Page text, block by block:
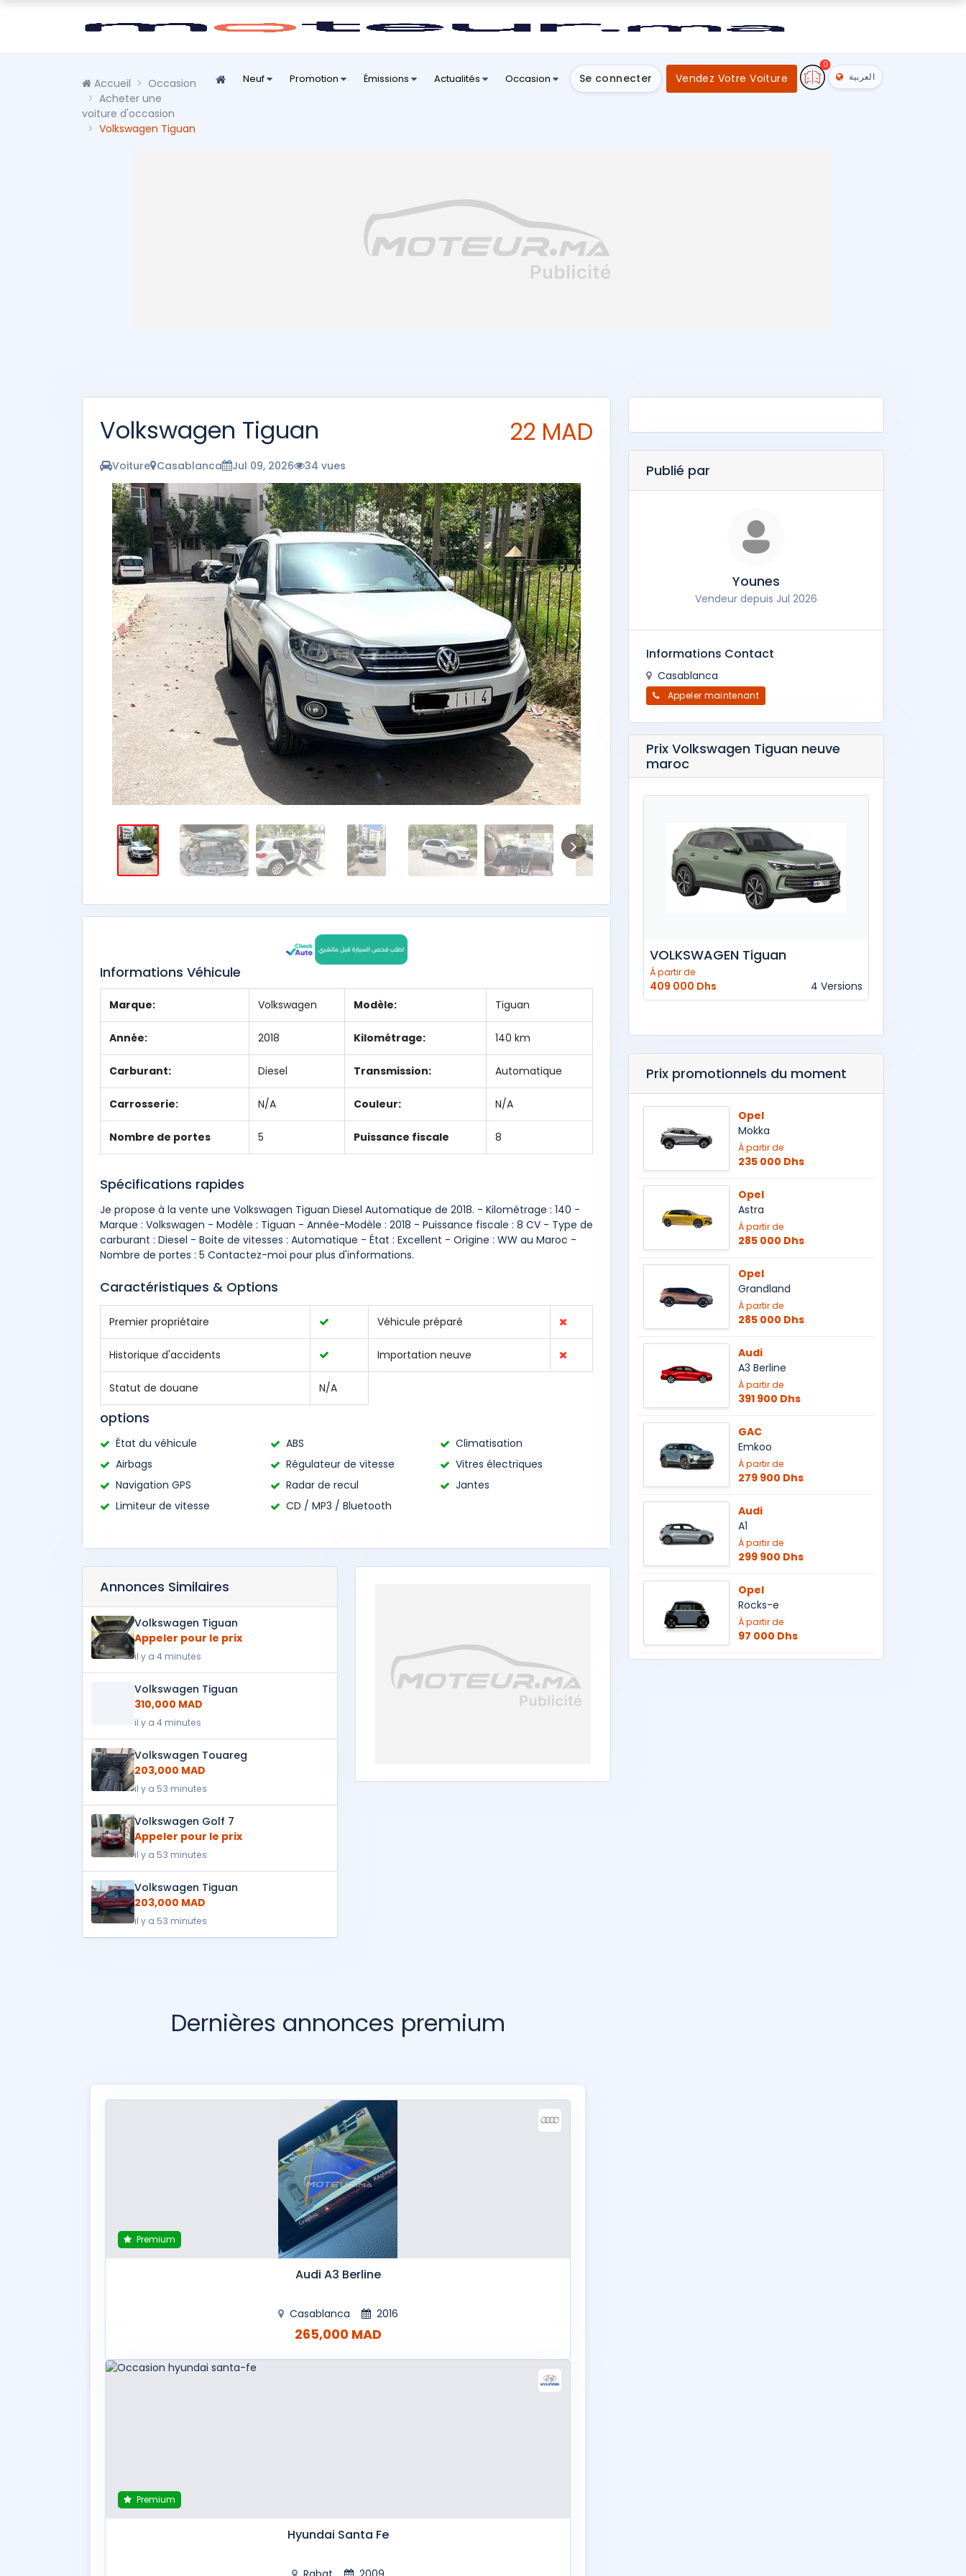
Neuf Promotion Émissions Actualités Occasion Se connecter Vendez Votre Voiture
0
العربية Accueil
Occasion
Acheter une
voiture d'occasion
Volkswagen Tiguan
Volkswagen Tiguan 22 MAD
Voiture Casablanca Jul 09, 2026 34 vues
Informations Véhicule
Marque: Volkswagen Modèle: Tiguan
Année: 2018 Kilométrage: 140 km
Carburant: Diesel Transmission: Automatique
Carrosserie: N/A Couleur: N/A
Nombre de portes 5 Puissance fiscale 8
Spécifications rapides
Je propose à la vente une Volkswagen Tiguan Diesel Automatique de 2018. - Kilométrage : 140 -
Marque : Volkswagen - Modèle : Tiguan - Année-Modèle : 2018 - Puissance fiscale : 8 CV - Type de
carburant : Diesel - Boite de vitesses : Automatique - État : Excellent - Origine : WW au Maroc -
Nombre de portes : 5 Contactez-moi pour plus d'informations.
Caractéristiques & Options
Premier propriétaire Véhicule préparé
Historique d'accidents Importation neuve
Statut de douane N/A
options
État du véhicule ABS
Climatisation
Airbags
Régulateur de vitesse
Vitres électriques
Navigation GPS
Radar de recul
Jantes
Limiteur de vitesse
CD / MP3 / Bluetooth
Annonces Similaires
Volkswagen Tiguan
Appeler pour le prix
il y a 4 minutes
Volkswagen Tiguan
310,000 MAD
il y a 4 minutes
Volkswagen Touareg
203,000 MAD
il y a 53 minutes
Volkswagen Golf 7
Appeler pour le prix
il y a 53 minutes
Volkswagen Tiguan
203,000 MAD
il y a 53 minutes
Dernières annonces premium
Premium
Audi A3 Berline
Casablanca 2016
265,000 MAD
Premium
Hyundai Santa Fe
Publié par
Younes
Vendeur depuis Jul 2026
Informations Contact
Casablanca
Appeler maintenant
Prix Volkswagen Tiguan neuve
maroc
VOLKSWAGEN Tiguan
À partir de
409 000 Dhs 4 Versions
Prix promotionnels du moment
Opel
Mokka
À partir de
235 000 Dhs
Opel
Astra
À partir de
285 000 Dhs
Opel
Grandland
À partir de
285 000 Dhs
Audi
A3 Berline
À partir de
391 900 Dhs
GAC
Emkoo
À partir de
279 900 Dhs
Audi
A1
À partir de
299 900 Dhs
Opel
Rocks-e
À partir de
97 000 Dhs